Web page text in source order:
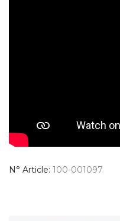
N° Article 100-001097